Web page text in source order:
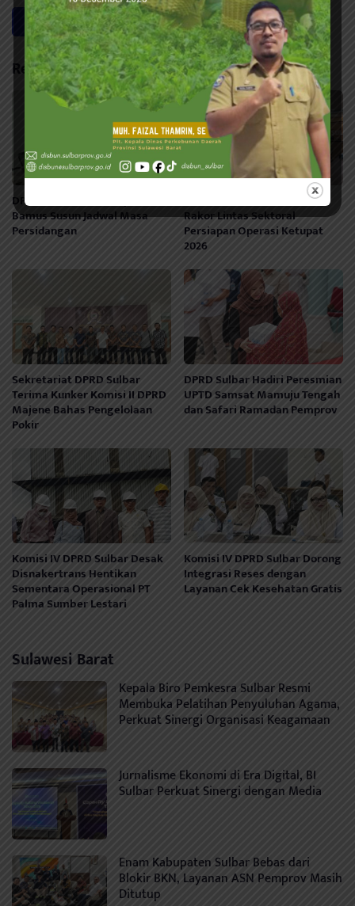
Related Posts
DPRD Sulbar Gelar Rapat
Bamus Susun Jadwal Masa
Persidangan
Sekwan DPRD Sulbar Hadiri
Rakor Lintas Sektoral
Persiapan Operasi Ketupat
2026
Sekretariat DPRD Sulbar
Terima Kunker Komisi II DPRD
Majene Bahas Pengelolaan
Pokir
DPRD Sulbar Hadiri Peresmian
UPTD Samsat Mamuju Tengah
dan Safari Ramadan Pemprov
Komisi IV DPRD Sulbar Desak
Disnakertrans Hentikan
Sementara Operasional PT
Palma Sumber Lestari
Komisi IV DPRD Sulbar Dorong
Integrasi Reses dengan
Layanan Cek Kesehatan Gratis
Sulawesi Barat
Kepala Biro Pemkesra Sulbar Resmi
Membuka Pelatihan Penyuluhan Agama,
Perkuat Sinergi Organisasi Keagamaan
Jurnalisme Ekonomi di Era Digital, BI
Sulbar Perkuat Sinergi dengan Media
Enam Kabupaten Sulbar Bebas dari
Blokir BKN, Layanan ASN Pemprov Masih
Ditutup